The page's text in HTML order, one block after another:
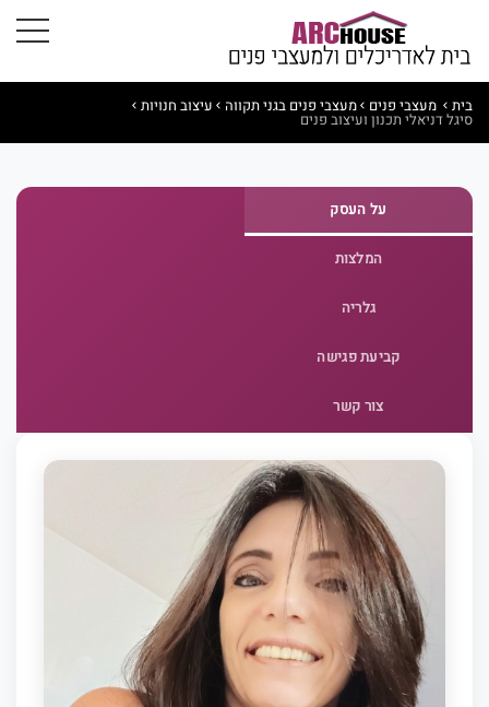
בית מעצבי פנים מעצבי פנים בגני תקווה עיצוב חנויות
סיגל דניאלי תכנון ועיצוב פנים
על העסק
המלצות
גלריה
קביעת פגישה
צור קשר